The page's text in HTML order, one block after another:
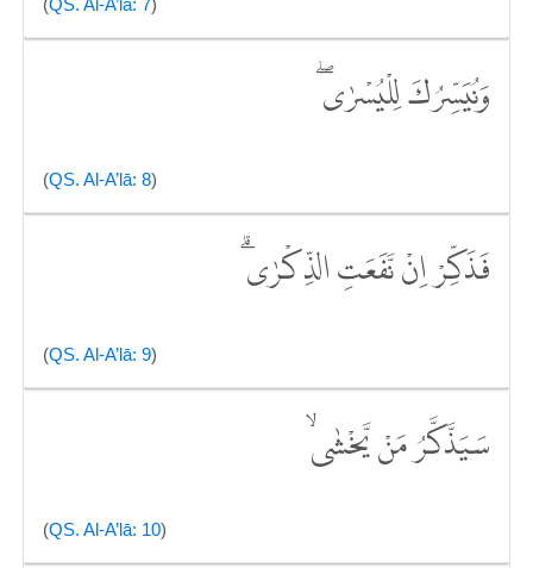
(QS. Al-A’lā: 7)
وَنُيَسِّرُكَ لِلْيُسْرٰىۖ
(QS. Al-A’lā: 8)
فَذَكِّرْ اِنْ نَّفَعَتِ الذِّكْرٰىۗ
(QS. Al-A’lā: 9)
سَيَذَّكَّرُ مَنْ يَّخْشٰىۙ
(QS. Al-A’lā: 10)